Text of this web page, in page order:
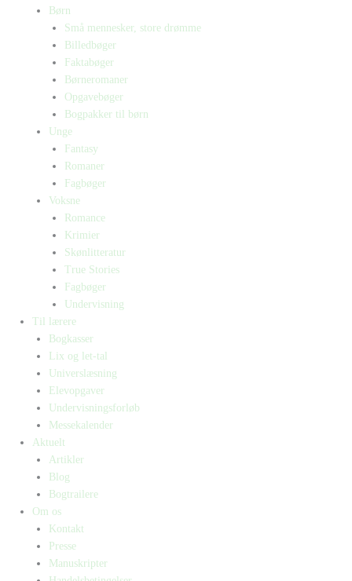
Børn
Små mennesker, store drømme
Billedbøger
Faktabøger
Børneromaner
Opgavebøger
Bogpakker til børn
Unge
Fantasy
Romaner
Fagbøger
Voksne
Romance
Krimier
Skønlitteratur
True Stories
Fagbøger
Undervisning
Til lærere
Bogkasser
Lix og let-tal
Universlæsning
Elevopgaver
Undervisningsforløb
Messekalender
Aktuelt
Artikler
Blog
Bogtrailere
Om os
Kontakt
Presse
Manuskripter